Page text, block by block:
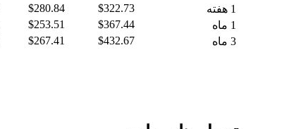
1 هفته
$322.73
$280.84
1 ماه
$367.44
$253.51
3 ماه
$432.67
$267.41